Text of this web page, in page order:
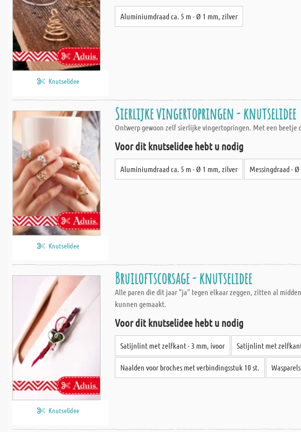
Knutselidee
Aluminiumdraad ca. 5 m - Ø 1 mm, zilver
Knutselidee
Sierlijke vingertopringen - knutselidee
Ontwerp gewoon zelf sierlijke vingertopringen. Met een
Voor dit knutselidee hebt u nodig
Aluminiumdraad ca. 5 m - Ø 1 mm, zilver Messingdraad - Ø
Knutselidee
Bruiloftscorsage - knutselidee
Alle paren die dit jaar "ja" tegen elkaar zeggen, zitten al
kunnen gemaakt.
Voor dit knutselidee hebt u nodig
Satijnlint met zelfkant - 3 mm, ivoor Satijnlint met
Naalden voor broches met verbindingsstuk 10 st.